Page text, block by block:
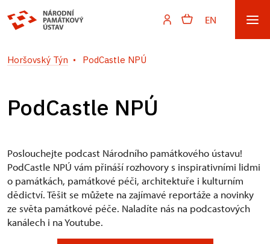
EN
Horšovský Týn PodCastle NPÚ
PodCastle NPÚ
Poslouchejte podcast Národního památkového ústavu!
PodCastle NPÚ vám přináší rozhovory s inspirativními lidmi
o památkách, památkové péči, architektuře i kulturním
dědictví. Těšit se můžete na zajímavé reportáže a novinky
ze světa památkové péče. Naladíte nás na podcastových
kanálech i na Youtube.